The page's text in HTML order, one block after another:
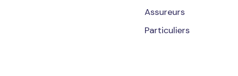
Assureurs
Particuliers